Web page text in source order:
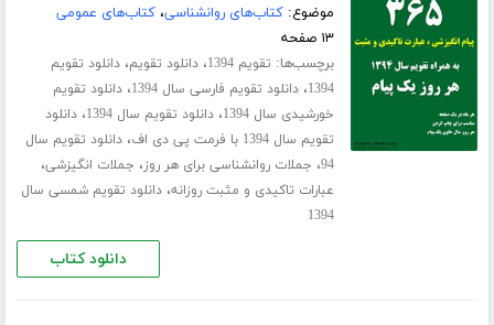
موضوع:کتاب‌های روانشناسی،کتاب‌های عمومی
۱۳ صفحه
برچسب‌ها: تقویم 1394 ،دانلود تقویم،دانلود تقویم
1394،دانلود تقویم فارسی سال 1394 ،دانلود تقویم
خورشیدی سال 1394
،دانلود تقویم سال 1394 ،دانلود
تقویم سال 1394 با فرمت پی دی اف
،دانلود تقویم سال
94، جملات روانشناسی برای هر روز، جملات انگیزشی،
عبارات تاکیدی و مثبت روزانه،دانلود تقویم شمسی سال
1394
دانلود کتاب